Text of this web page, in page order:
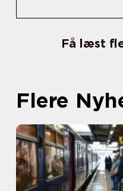
Få læst
Flere